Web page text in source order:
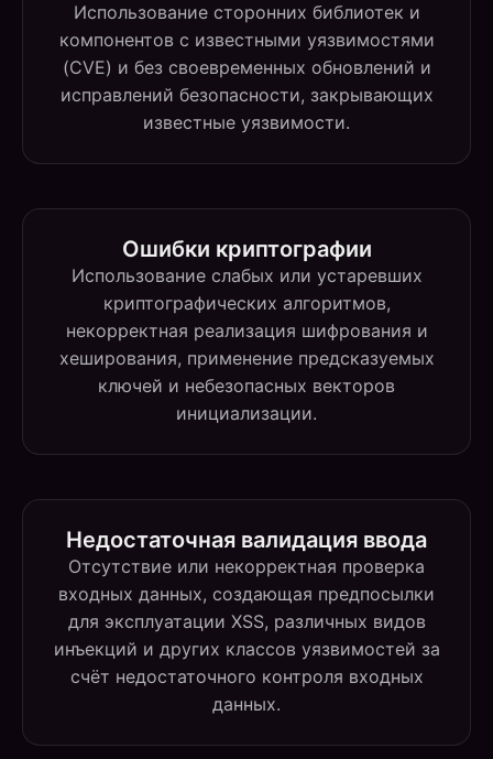
Использование сторонних библиотек и
компонентов с известными уязвимостями
(CVE) и без своевременных обновлений и
исправлений безопасности, закрывающих
известные уязвимости.
Ошибки криптографии
Использование слабых или устаревших
криптографических алгоритмов,
некорректная реализация шифрования и
хеширования, применение предсказуемых
ключей и небезопасных векторов
инициализации.
Недостаточная валидация ввода
Отсутствие или некорректная проверка
входных данных, создающая предпосылки
для эксплуатации XSS, различных видов
инъекций и других классов уязвимостей за
счёт недостаточного контроля входных
данных.